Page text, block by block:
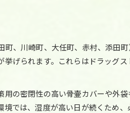
、川崎町、大任町、赤村、添田
げられます。これらはドラッグス
の密閉性の高い骨壷カバーや外袋
では、湿度が高い日が続くため、